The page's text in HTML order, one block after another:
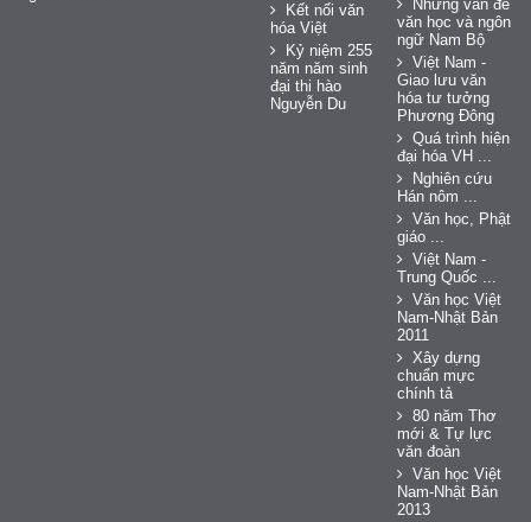
Kết nối văn
hóa Việt
Kỷ niệm 255
năm năm sinh
đại thi hào
Nguyễn Du
Những vấn đề
văn học và ngôn
ngữ Nam Bộ
Việt Nam -
Giao lưu văn
hóa tư tưởng
Phương Đông
Quá trình hiện
đại hóa VH ...
Nghiên cứu
Hán nôm ...
Văn học, Phật
giáo ...
Việt Nam -
Trung Quốc ...
Văn học Việt
Nam-Nhật Bản
2011
Xây dựng
chuẩn mực
chính tả
80 năm Thơ
mới & Tự lực
văn đoàn
Văn học Việt
Nam-Nhật Bản
2013